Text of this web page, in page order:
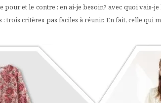
et le contre : en ai-je besoin? avec quoi vais-
critères pas faciles à réunir. En fait, celle qui